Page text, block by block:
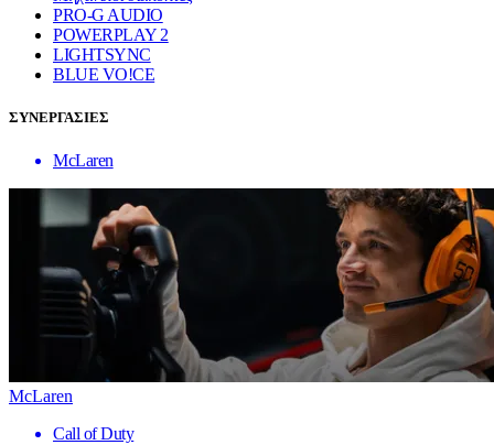
PRO-G AUDIO
POWERPLAY 2
LIGHTSYNC
BLUE VO!CE
ΣΥΝΕΡΓΑΣΙΕΣ
McLaren
McLaren
Call of Duty